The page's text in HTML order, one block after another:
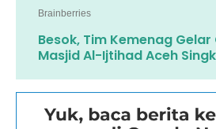
Besok, Tim Kemenag
Masjid Al-Ijtihad Aceh